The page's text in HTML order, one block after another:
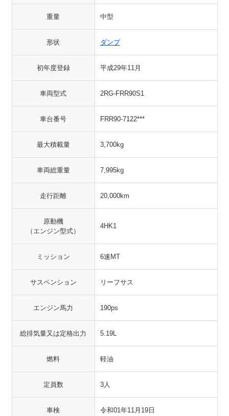
重量 中型
形状 ダンプ
初年度登録 平成29年11月
車両型式 2RG-FRR90S1
車台番号 FRR90-7122***
最大積載量 3,700kg
車両総重量 7,995kg
走行距離 20,000km
原動機
（エンジン型式）
4HK1
ミッション 6速MT
サスペンション リーフサス
エンジン馬力 190ps
総排気量又は定格出力 5.19L
燃料 軽油
定員数 3人
車検 令和01年11月19日